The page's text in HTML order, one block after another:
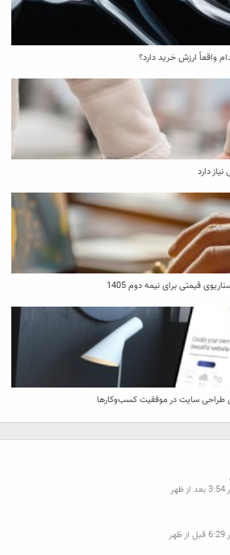
واقعاً ارزش خرید دارد؟
دارد
طراحی سایت در موفقیت کسب‌وکارها